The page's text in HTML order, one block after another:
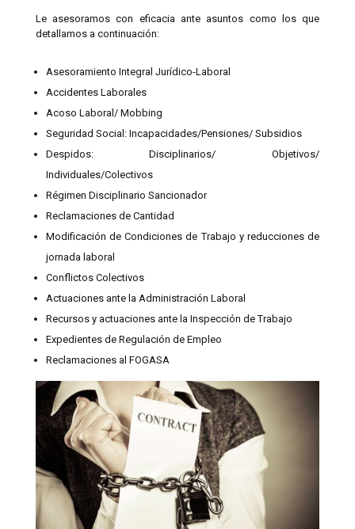
Le asesoramos con eficacia ante asuntos como los que
detallamos a continuación:
Asesoramiento Integral Jurídico-Laboral
Accidentes Laborales
Acoso Laboral/ Mobbing
Seguridad Social: Incapacidades/Pensiones/ Subsidios
Despidos: Disciplinarios/ Objetivos/
Individuales/Colectivos
Régimen Disciplinario Sancionador
Reclamaciones de Cantidad
Modificación de Condiciones de Trabajo y reducciones de
jornada laboral
Conflictos Colectivos
Actuaciones ante la Administración Laboral
Recursos y actuaciones ante la Inspección de Trabajo
Expedientes de Regulación de Empleo
Reclamaciones al FOGASA